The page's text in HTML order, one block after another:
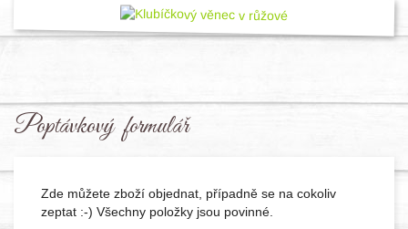
Poptávkový formulář
Zde můžete zboží objednat, případně se na cokoliv
zeptat :-) Všechny položky jsou povinné.